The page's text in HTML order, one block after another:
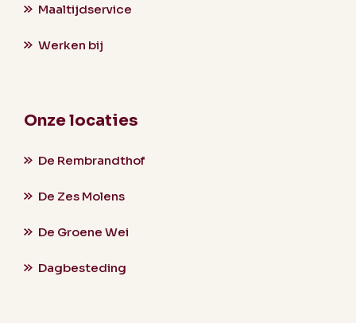
Maaltijdservice
Werken bij
Onze locaties
De Rembrandthof
De Zes Molens
De Groene Wei
Dagbesteding